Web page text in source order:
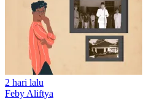
2 hari lalu
Feby Aliftya